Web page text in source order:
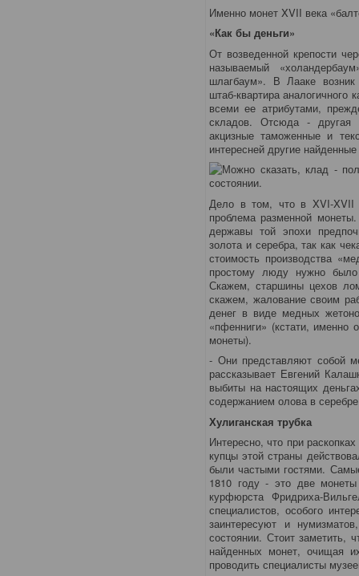
Именно монет XVII века
«Как бы деньги»
От возведенной крепости
называемый
шлагбаум». В Лааке
штаб-квартира аналогичного
всеми ее атрибутами,
складов. Отсюда - другая
акцизные таможенные и
интересней другие
Дело в том, что в XVI-
проблема разменной
державы той эпохи
золота и серебра, так как
стоимость производства
простому люду нужно было
Скажем, старшины цехов
скажем, жалование своим
денег в виде медных
«пфенниги» (кстати, именно
монеты).
- Они представляют собой
рассказывает Евгений
выбиты на настоящих
содержанием олова в
Хулиганская трубка
Интересно, что при
купцы этой страны
были частыми гостями.
1810 году - это две
курфюрста Фридриха-
специалистов, особого
заинтересуют и
состоянии. Стоит заметить,
найденных монет, очищая
проводить специалисты